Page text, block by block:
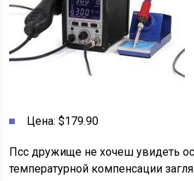
Цена: $179.90
Псс дружище не хочеш увидеть
температурной компенсации